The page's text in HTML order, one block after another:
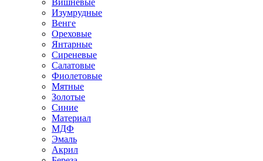
Вишневые
Изумрудные
Венге
Ореховые
Янтарные
Сиреневые
Салатовые
Фиолетовые
Мятные
Золотые
Синие
Материал
МДФ
Эмаль
Акрил